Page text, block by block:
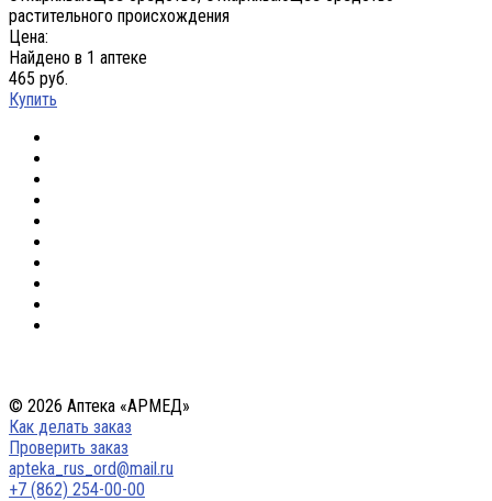
растительного происхождения
Цена:
Найдено в 1 аптеке
465 руб.
Купить
© 2026 Аптека «АРМЕД»
Как делать заказ
Проверить заказ
apteka_rus_ord@mail.ru
+7 (862) 254-00-00